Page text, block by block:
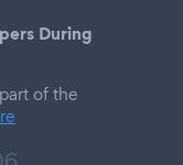
During
of the